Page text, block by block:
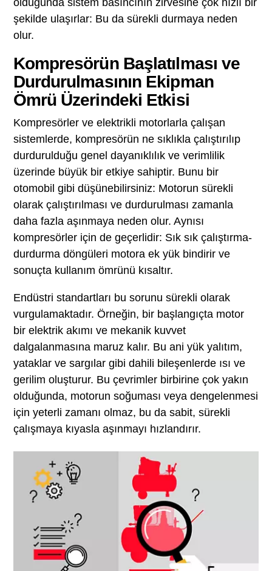
olduğunda sistem basıncının zirvesine çok hızlı bir
şekilde ulaşırlar: Bu da sürekli durmaya neden
olur.
Kompresörün Başlatılması ve
Durdurulmasının Ekipman
Ömrü Üzerindeki Etkisi
Kompresörler ve elektrikli motorlarla çalışan
sistemlerde, kompresörün ne sıklıkla çalıştırılıp
durdurulduğu genel dayanıklılık ve verimlilik
üzerinde büyük bir etkiye sahiptir. Bunu bir
otomobil gibi düşünebilirsiniz: Motorun sürekli
olarak çalıştırılması ve durdurulması zamanla
daha fazla aşınmaya neden olur. Aynısı
kompresörler için de geçerlidir: Sık sık çalıştırma-
durdurma döngüleri motora ek yük bindirir ve
sonuçta kullanım ömrünü kısaltır.
Endüstri standartları bu sorunu sürekli olarak
vurgulamaktadır. Örneğin, bir başlangıçta motor
bir elektrik akımı ve mekanik kuvvet
dalgalanmasına maruz kalır. Bu ani yük yalıtım,
yataklar ve sargılar gibi dahili bileşenlerde ısı ve
gerilim oluşturur. Bu çevrimler birbirine çok yakın
olduğunda, motorun soğuması veya dengelenmesi
için yeterli zamanı olmaz, bu da sabit, sürekli
çalışmaya kıyasla aşınmayı hızlandırır.